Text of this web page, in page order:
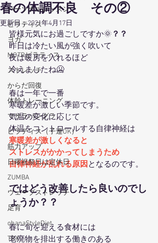
パーソナルレッスン
ピラティス
ヨガ
MOTRピラティス
ストレッチ
からだ回復
体幹トレーニング
マサラバングラ
ピラティス（子連OK）
筋力アップ
日曜祝祭日は定休日
ZUMBA
ウェーブストレッチ
足育
ohanaStyleDiet
TRX
春の体調不良 その②
更新日：2021年4月17日
皆様元気にお過ごしですか🌞 ？？
昨日は冷たい風が強く吹いて
夜は暖房を入れるほど
冷えましたね🥶
春は一年で一番
寒暖差が激しい季節です。
気温の変化に応じて
体温をコントロールする自律神経は
寒暖差が激しくなると
ストレスがかかってしまうため
自律神経が乱れる原因 となるのです。
ではどう改善したら良いのでし
ょうか？？
春に旬を迎える食材には
老廃物を排出する働きのある